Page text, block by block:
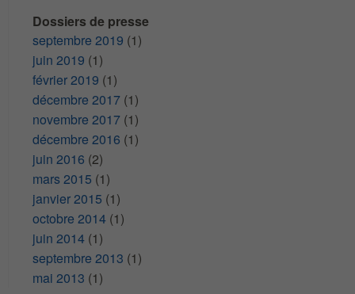
Dossiers de presse
septembre 2019 (1)
juin 2019 (1)
février 2019 (1)
décembre 2017 (1)
novembre 2017 (1)
décembre 2016 (1)
juin 2016 (2)
mars 2015 (1)
janvier 2015 (1)
octobre 2014 (1)
juin 2014 (1)
septembre 2013 (1)
mai 2013 (1)